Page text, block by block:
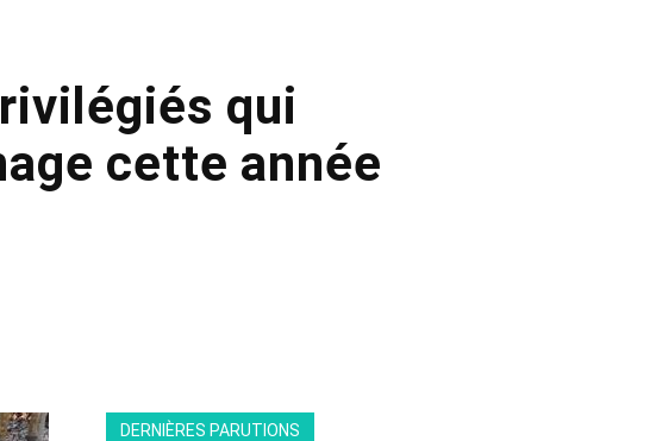
qui
cette année
DERNIÈRES PARUTIONS